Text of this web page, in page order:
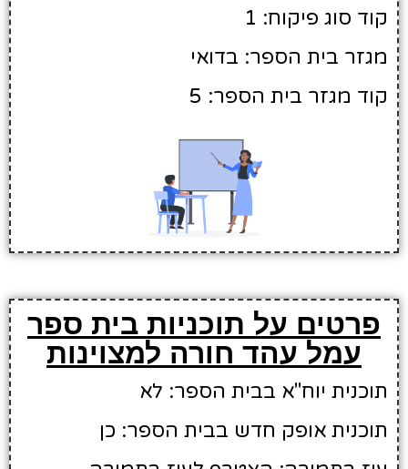
קוד סוג פיקוח: 1
מגזר בית הספר: בדואי
קוד מגזר בית הספר: 5
פרטים על תוכניות בית ספר
עמל עהד חורה למצוינות
תוכנית יוח"א בבית הספר: לא
תוכנית אופק חדש בבית הספר: כן